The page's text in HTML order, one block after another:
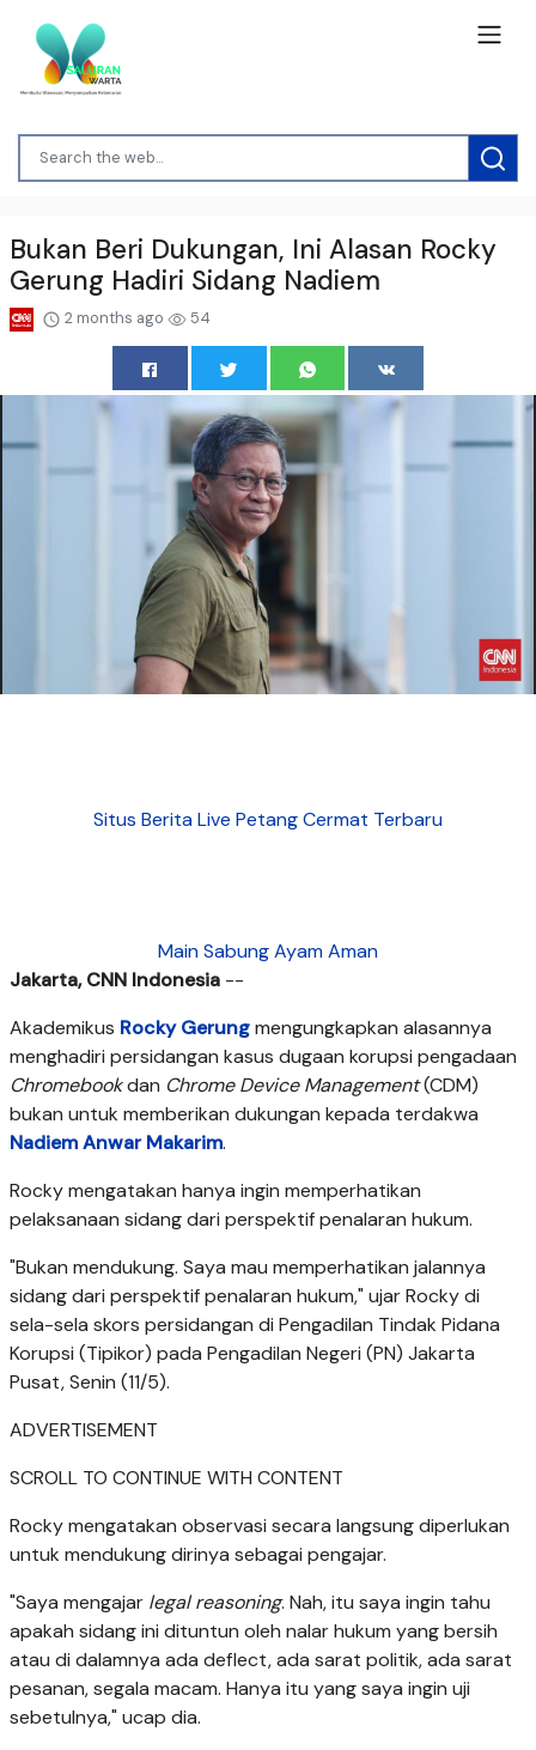
Bukan Beri Dukungan, Ini Alasan Rocky
Gerung Hadiri Sidang Nadiem
2 months ago 54
Situs Berita Live Petang Cermat Terbaru
Main Sabung Ayam Aman
Jakarta, CNN Indonesia --
Akademikus Rocky Gerungmengungkapkan alasannya
menghadiri persidangan kasus dugaan korupsi pengadaan
Chromebookdan Chrome Device Management(CDM)
bukan untuk memberikan dukungan kepada terdakwa
Nadiem Anwar Makarim.
Rocky mengatakan hanya ingin memperhatikan
pelaksanaan sidang dari perspektif penalaran hukum.
"Bukan mendukung. Saya mau memperhatikan jalannya
sidang dari perspektif penalaran hukum," ujar Rocky di
sela-sela skors persidangan di Pengadilan Tindak Pidana
Korupsi (Tipikor) pada Pengadilan Negeri (PN) Jakarta
Pusat, Senin (11/5).
ADVERTISEMENT
SCROLL TO CONTINUE WITH CONTENT
Rocky mengatakan observasi secara langsung diperlukan
untuk mendukung dirinya sebagai pengajar.
"Saya mengajar legal reasoning. Nah, itu saya ingin tahu
apakah sidang ini dituntun oleh nalar hukum yang bersih
atau di dalamnya ada deflect, ada sarat politik, ada sarat
pesanan, segala macam. Hanya itu yang saya ingin uji
sebetulnya," ucap dia.